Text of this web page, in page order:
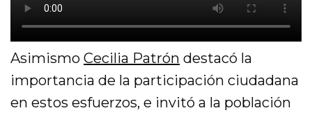
AsimismoCecilia Patrón destacó la
importancia de la participación ciudadana
en estos esfuerzos, e invitó a la población